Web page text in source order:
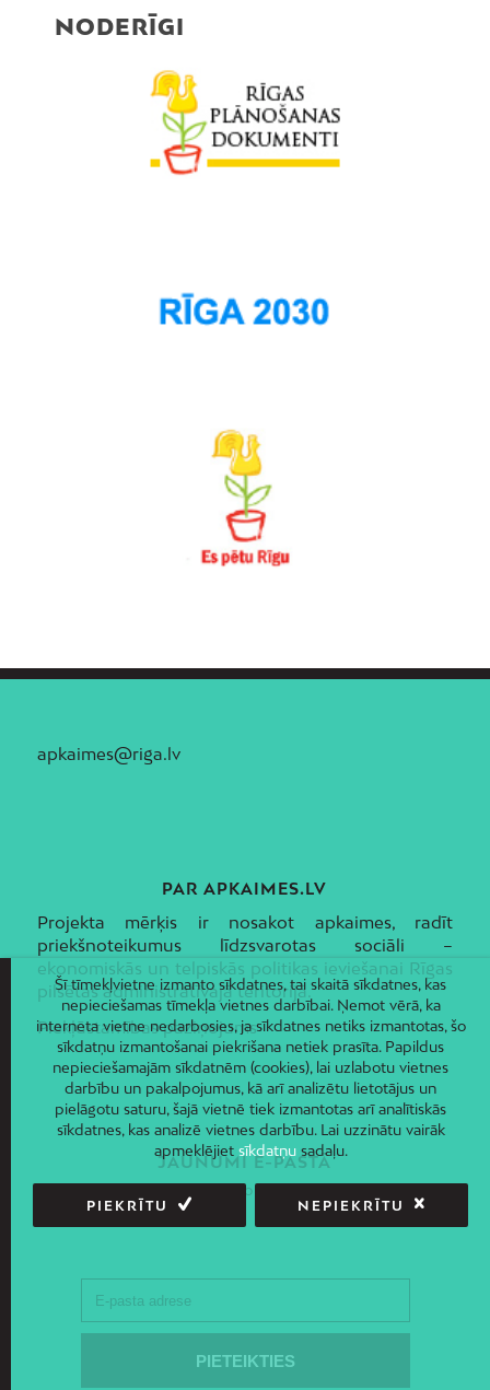
NODERĪGI
apkaimes@riga.lv
PAR APKAIMES.LV
Projekta mērķis ir nosakot apkaimes, radīt
priekšnoteikumus līdzsvarotas sociāli –
ekonomiskās un telpiskās politikas ieviešanai Rīgas
pilsētas administratīvajā teritorijā.
Piekļūstamības paziņojums
JAUNUMI E-PASTĀ
Piesakies un saņem jaunāko informāciju savā e-pastā!
Šī tīmekļvietne izmanto sīkdatnes, tai skaitā sīkdatnes, kas
nepieciešamas tīmekļa vietnes darbībai. Ņemot vērā, ka
interneta vietne nedarbosies, ja sīkdatnes netiks izmantotas, šo
sīkdatņu izmantošanai piekrišana netiek prasīta. Papildus
nepieciešamajām sīkdatnēm (cookies), lai uzlabotu vietnes
darbību un pakalpojumus, kā arī analizētu lietotājus un
pielāgotu saturu, šajā vietnē tiek izmantotas arī analītiskās
sīkdatnes, kas analizē vietnes darbību. Lai uzzinātu vairāk
apmeklējiet sīkdatņusadaļu.
PIEKRĪTU NEPIEKRĪTU